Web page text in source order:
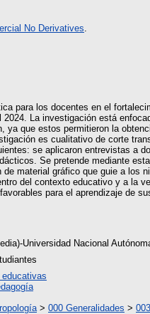
No Derivatives
para los docentes en el
La investigación está
que estos permitieron la
es cualitativo de corte
se aplicaron entrevistas a
Se pretende mediante
material gráfico que guie a los
del contexto educativo y a la
para el aprendizaje de
Universidad Nacional
> 000 Generalidades >